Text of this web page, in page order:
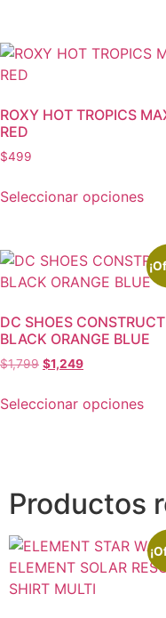
ROXY HOT TROPICS
RED
$499
Seleccionar opciones
DC SHOES CONSTRUCT
BLACK ORANGE BLUE
$1,799 $1,249
Seleccionar opciones
Productos